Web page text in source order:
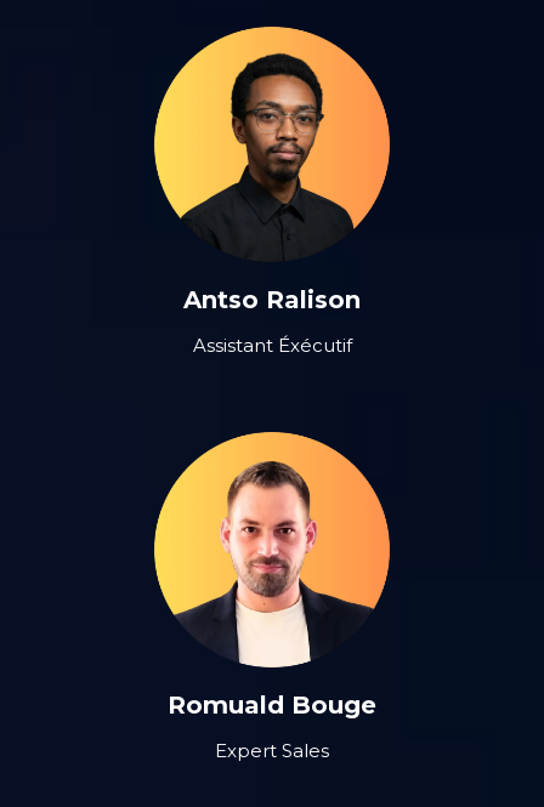
Antso Ralison
Assistant Éxécutif
Romuald Bouge
Expert Sales